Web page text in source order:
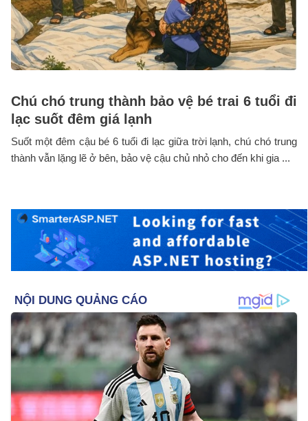
Chú chó trung thành bảo vệ bé trai 6 tuổi đi
lạc suốt đêm giá lạnh
Suốt một đêm cậu bé 6 tuổi đi lạc giữa trời lạnh, chú chó trung
thành vẫn lặng lẽ ở bên, bảo vệ cậu chủ nhỏ cho đến khi gia ...